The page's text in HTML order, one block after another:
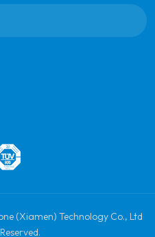
(Xiamen) Technology Co., Ltd